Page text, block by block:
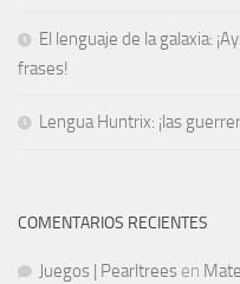
El lenguaje de la galaxia:
frases!
Lengua Huntrix: ¡las
COMENTARIOS RECIENTES
Juegos | Pearltrees en